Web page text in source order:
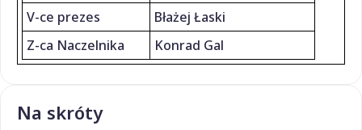
V-ce prezes
Błażej Łaski
Z-ca Naczelnika
Konrad Gal
Na skróty